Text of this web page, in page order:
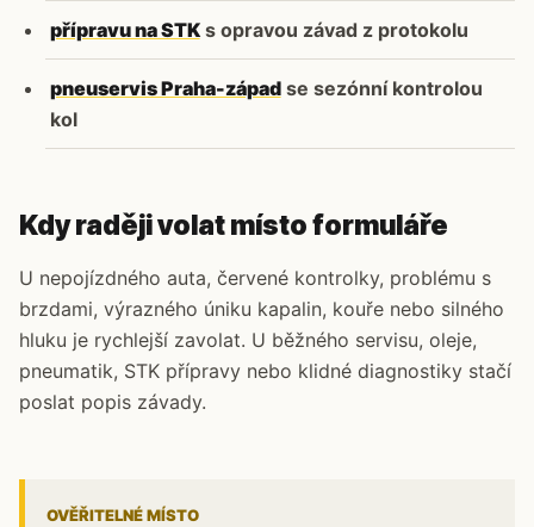
přípravu na STKs opravou závad z protokolu
pneuservis Praha-západse sezónní kontrolou
kol
Kdy raději volat místo formuláře
U nepojízdného auta, červené kontrolky, problému s
brzdami, výrazného úniku kapalin, kouře nebo silného
hluku je rychlejší zavolat. U běžného servisu, oleje,
pneumatik, STK přípravy nebo klidné diagnostiky stačí
poslat popis závady.
OVĚŘITELNÉ MÍSTO